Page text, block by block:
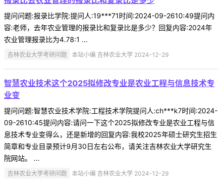
提问问题:报录比学院:提问人:19***71时间:2024-09-2610:49提问内
容:老师，去年农业管理的报录比和复录比是多少？回复内容:2024年
农业管理报录比为4.78:1 ...
吉林农业大学考研问题 本站小编 吉林农业大学 2024-12-29
智慧农业技术这个2025拟修改专业是农业工程与信息技术专
业变
提问问题:智慧农业技术学院:工程技术学院提问人:ch***k7时间:2024-
09-2610:45提问内容:请问一下这个2025拟修改专业是农业工程与信
息技术专业变得么，还是新增的回复内容:我校2025年硕士研究生招生
简章和专业目录预计9月30日左右公布，请关注吉林农业大学研究生
院网站。 ...
吉林农业大学考研问题 本站小编 吉林农业大学 2024-12-29